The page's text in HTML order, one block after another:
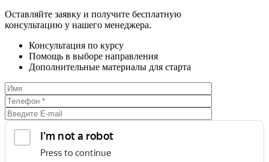
Оставляйте заявку и получите бесплатную
консультацию у нашего менеджера.
Консультация по курсу
Помощь в выборе направления
Дополнительные материалы для старта